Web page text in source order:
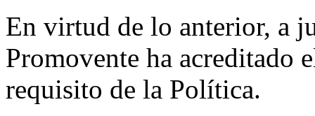
En virtud de lo anterior, a
Promovente ha acreditado
requisito de la Política.